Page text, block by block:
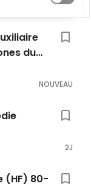
du
NOUVEAU
2J
(HF) 80-